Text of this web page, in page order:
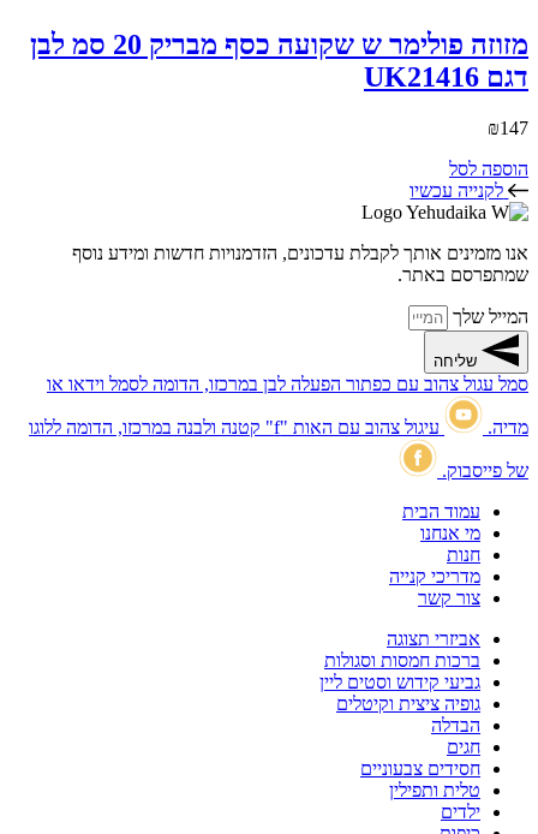
מזוזה פולימר ש שקועה כסף מבריק 20 סמ לבן
דגם UK21416
₪147
הוספה לסל
לקנייה עכשיו
אנו מזמינים אותך לקבלת עדכונים, הזדמנויות חדשות ומידע נוסף
שמתפרסם באתר.
המייל שלך
שליחה
סמל עגול צהוב עם כפתור הפעלה לבן במרכזו, הדומה לסמל וידאו או
מדיה. עיגול צהוב עם האות "f" קטנה ולבנה במרכזו, הדומה ללוגו
של פייסבוק.
עמוד הבית
מי אנחנו
חנות
מדריכי קנייה
צור קשר
אביזרי תצוגה
ברכות חמסות וסגולות
גביעי קידוש וסטים ליין
גופיה ציצית וקיטלים
הבדלה
חגים
חסידים צבעוניים
טלית ותפילין
ילדים